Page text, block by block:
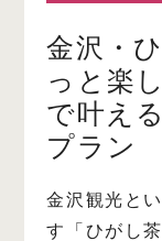
金沢・
っと楽
で叶え
プラン
金沢観光と
す「ひがし茶